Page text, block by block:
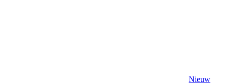
Nieuw